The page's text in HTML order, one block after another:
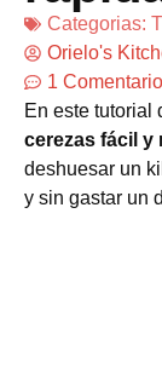
Categorias:
Orielo's
1 Comentario
En este tutorial
cerezas fácil y
deshuesar un
y sin gastar un